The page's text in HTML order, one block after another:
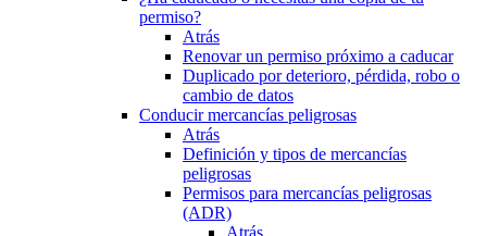
permiso?
Atrás
Renovar un permiso próximo a caducar
Duplicado por deterioro, pérdida, robo o
cambio de datos
Conducir mercancías peligrosas
Atrás
Definición y tipos de mercancías
peligrosas
Permisos para mercancías peligrosas
(ADR)